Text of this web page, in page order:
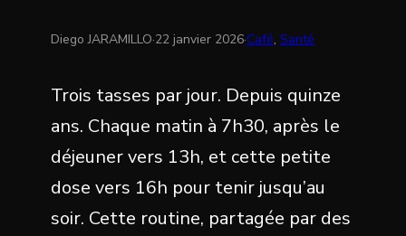
Diego JARAMILLO·22 janvier 2026·Café, Santé
Trois tasses par jour. Depuis quinze
ans. Chaque matin à 7h30, après le
déjeuner vers 13h, et cette petite
dose vers 16h pour tenir jusqu’au
soir. Cette routine, partagée par des